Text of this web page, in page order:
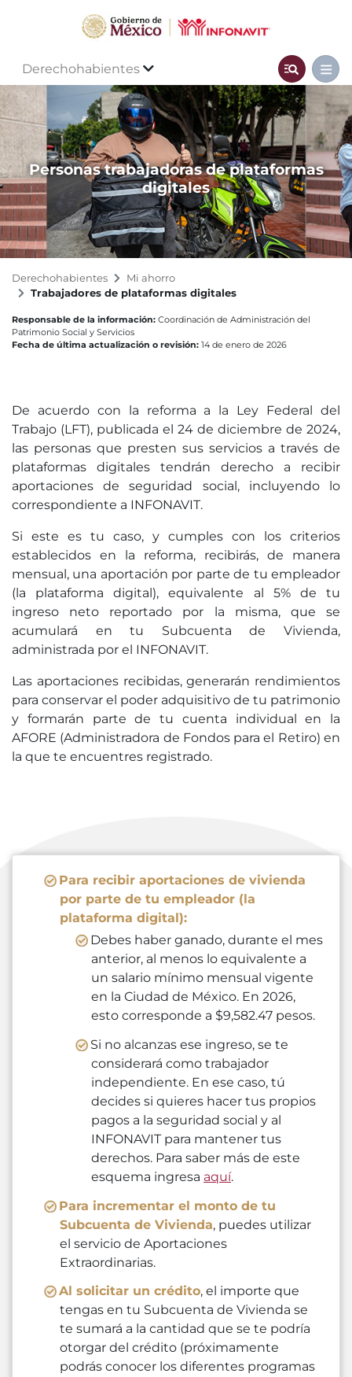
Derechohabientes
Personas trabajadoras de plataformas
digitales
Derechohabientes
Mi ahorro
Trabajadores de plataformas digitales
Responsable de la información: Coordinación de Administración del
Patrimonio Social y Servicios
Fecha de última actualización o revisión: 14 de enero de 2026
De acuerdo con la reforma a la Ley Federal del
Trabajo (LFT), publicada el 24 de diciembre de 2024,
las personas que presten sus servicios a través de
plataformas digitales tendrán derecho a recibir
aportaciones de seguridad social, incluyendo lo
correspondiente a INFONAVIT.
Si este es tu caso, y cumples con los criterios
establecidos en la reforma, recibirás, de manera
mensual, una aportación por parte de tu empleador
(la plataforma digital), equivalente al 5% de tu
ingreso neto reportado por la misma, que se
acumulará en tu Subcuenta de Vivienda,
administrada por el INFONAVIT.
Las aportaciones recibidas, generarán rendimientos
para conservar el poder adquisitivo de tu patrimonio
y formarán parte de tu cuenta individual en la
AFORE (Administradora de Fondos para el Retiro) en
la que te encuentres registrado.
Para recibir aportaciones de vivienda
por parte de tu empleador (la
plataforma digital):
Debes haber ganado, durante el mes
anterior, al menos lo equivalente a
un salario mínimo mensual vigente
en la Ciudad de México. En 2026,
esto corresponde a $9,582.47 pesos.
Si no alcanzas ese ingreso, se te
considerará como trabajador
independiente. En ese caso, tú
decides si quieres hacer tus propios
pagos a la seguridad social y al
INFONAVIT para mantener tus
derechos. Para saber más de este
esquema ingresa aquí.
Para incrementar el monto de tu
Subcuenta de Vivienda, puedes utilizar
el servicio de Aportaciones
Extraordinarias.
Al solicitar un crédito, el importe que
tengas en tu Subcuenta de Vivienda se
te sumará a la cantidad que se te podría
otorgar del crédito (próximamente
podrás conocer los diferentes programas